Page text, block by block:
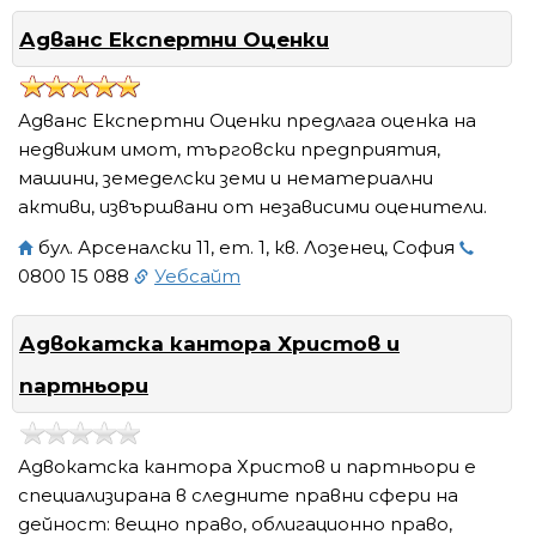
Адванс Експертни Оценки
Адванс Експертни Оценки предлага оценка на
недвижим имот, търговски предприятия,
машини, земеделски земи и нематериални
активи, извършвани от независими оценители.
бул. Арсеналски 11, ет. 1, кв. Лозенец, София
0800 15 088
Уебсайт
Адвокатска кантора Христов и
партньори
Адвокатска кантора Христов и партньори е
специализирана в следните правни сфери на
дейност: вещно право, облигационно право,